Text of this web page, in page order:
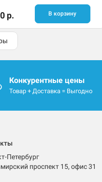
р. В корзину
Конкурентные цены
Товар + Доставка = Выгодно
Петербург
проспект 15, офис 31